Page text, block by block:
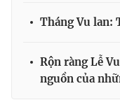
Tháng Vu lan:
Rộn ràng Lễ
nguồn của